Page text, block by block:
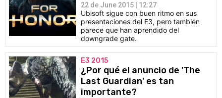
22 de June 2015 | 12:27
Ubisoft sigue con buen ritmo en sus
presentaciones del E3, pero también
parece que han aprendido del
downgrade gate.
E3 2015
¿Por qué el anuncio de 'The
Last Guardian' es tan
importante?